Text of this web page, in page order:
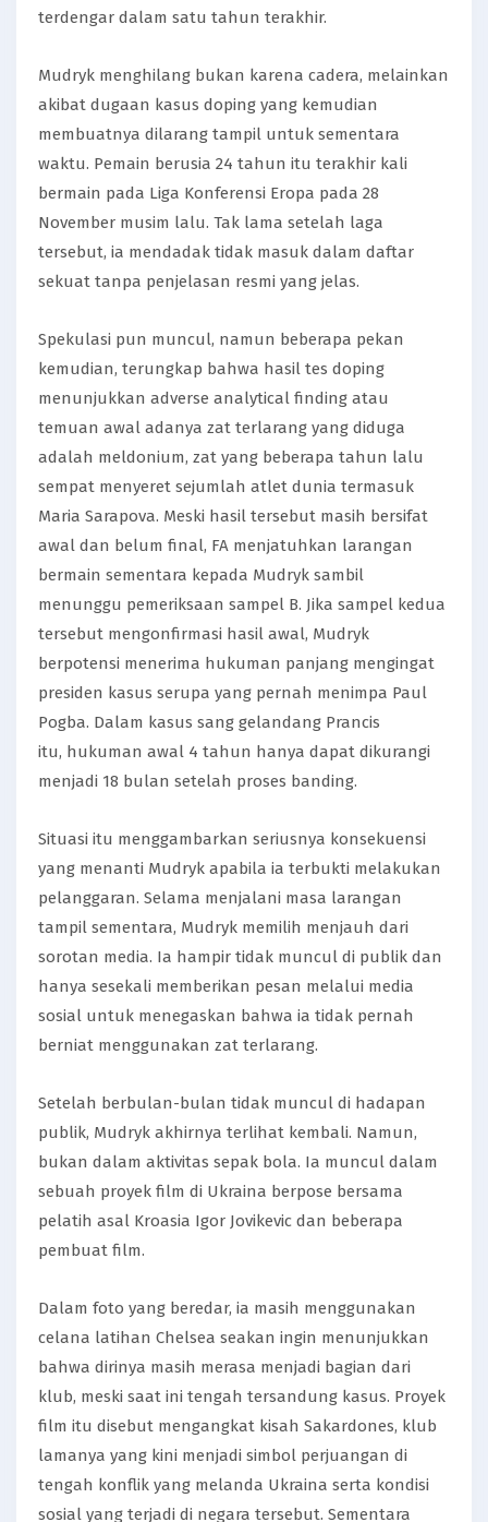
terdengar dalam satu tahun terakhir.
Mudryk menghilang bukan karena cadera, melainkan
akibat dugaan kasus doping yang kemudian
membuatnya dilarang tampil untuk sementara
waktu. Pemain berusia 24 tahun itu terakhir kali
bermain pada Liga Konferensi Eropa pada 28
November musim lalu. Tak lama setelah laga
tersebut, ia mendadak tidak masuk dalam daftar
sekuat tanpa penjelasan resmi yang jelas.
Spekulasi pun muncul, namun beberapa pekan
kemudian, terungkap bahwa hasil tes doping
menunjukkan adverse analytical finding atau
temuan awal adanya zat terlarang yang diduga
adalah meldonium, zat yang beberapa tahun lalu
sempat menyeret sejumlah atlet dunia termasuk
Maria Sarapova. Meski hasil tersebut masih bersifat
awal dan belum final, FA menjatuhkan larangan
bermain sementara kepada Mudryk sambil
menunggu pemeriksaan sampel B. Jika sampel kedua
tersebut mengonfirmasi hasil awal, Mudryk
berpotensi menerima hukuman panjang mengingat
presiden kasus serupa yang pernah menimpa Paul
Pogba. Dalam kasus sang gelandang Prancis
itu, hukuman awal 4 tahun hanya dapat dikurangi
menjadi 18 bulan setelah proses banding.
Situasi itu menggambarkan seriusnya konsekuensi
yang menanti Mudryk apabila ia terbukti melakukan
pelanggaran. Selama menjalani masa larangan
tampil sementara, Mudryk memilih menjauh dari
sorotan media. Ia hampir tidak muncul di publik dan
hanya sesekali memberikan pesan melalui media
sosial untuk menegaskan bahwa ia tidak pernah
berniat menggunakan zat terlarang.
Setelah berbulan-bulan tidak muncul di hadapan
publik, Mudryk akhirnya terlihat kembali. Namun,
bukan dalam aktivitas sepak bola. Ia muncul dalam
sebuah proyek film di Ukraina berpose bersama
pelatih asal Kroasia Igor Jovikevic dan beberapa
pembuat film.
Dalam foto yang beredar, ia masih menggunakan
celana latihan Chelsea seakan ingin menunjukkan
bahwa dirinya masih merasa menjadi bagian dari
klub, meski saat ini tengah tersandung kasus. Proyek
film itu disebut mengangkat kisah Sakardones, klub
lamanya yang kini menjadi simbol perjuangan di
tengah konflik yang melanda Ukraina serta kondisi
sosial yang terjadi di negara tersebut. Sementara